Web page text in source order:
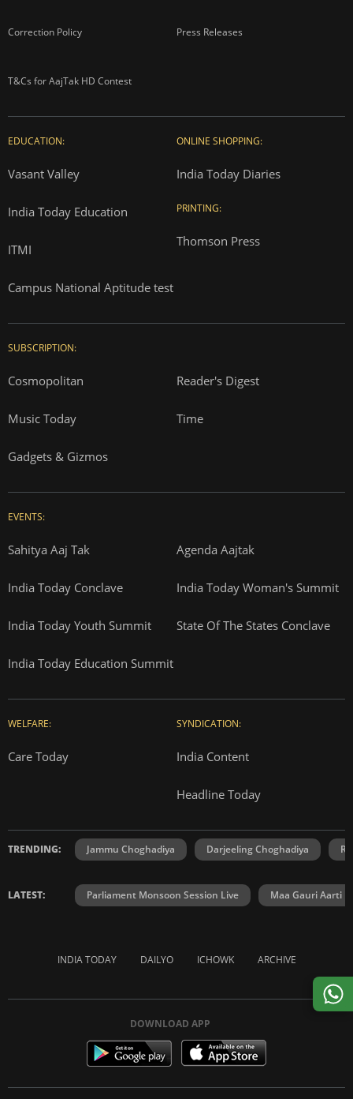
Correction Policy Press Releases
T&Cs for AajTak HD Contest
EDUCATION:
Vasant Valley
India Today Education
ITMI
Campus National Aptitude test
ONLINE SHOPPING:
India Today Diaries
PRINTING:
Thomson Press
SUBSCRIPTION:
Cosmopolitan Reader's Digest
Music Today Time
Gadgets & Gizmos
EVENTS:
Sahitya Aaj Tak Agenda Aajtak
India Today Conclave India Today Woman's Summit
India Today Youth Summit State Of The States Conclave
India Today Education Summit
WELFARE:
Care Today
SYNDICATION:
India Content
Headline Today
TRENDING: Jammu Choghadiya Darjeeling Choghadiya
LATEST: Parliament Monsoon Session Live Maa Gauri Aarti
INDIA TODAY DAILYO ICHOWK ARCHIVE
DOWNLOAD APP